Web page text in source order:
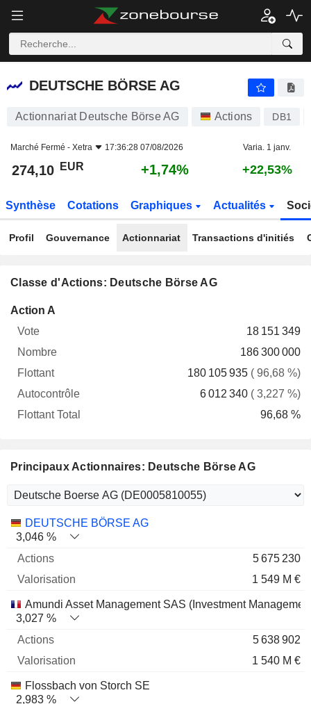
DEUTSCHE BÖRSE AG
DEUTSCHE BÖRSE AG
Actionnariat Deutsche Börse AG Actions DB1
Marché Fermé - Xetra 17:36:28 07/08/2026 Varia. 1 janv.
274,10 EUR +1,74% +22,53%
Synthèse Cotations Graphiques Actualités
Profil Gouvernance Actionnariat Transactions d'initiés
Classe d'Actions: Deutsche Börse AG
Action A
18 151 349
186 300 000
180 105 935 ( 96,68 %)
6 012 340 ( 3,227 %)
96,68 %
Principaux Actionnaires: Deutsche Börse AG
Nom Actions % Valorisation
DEUTSCHE BÖRSE AG
3,046 %
5 675 230
1 549 M €
Amundi Asset Management SAS (Investment
3,027 %
5 638 902
1 540 M €
Flossbach von Storch SE
2,983 %